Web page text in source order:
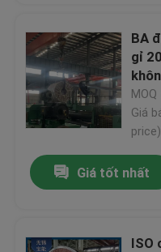
BA
gỉ
Giá
price)
Giá tốt nhất
ISO